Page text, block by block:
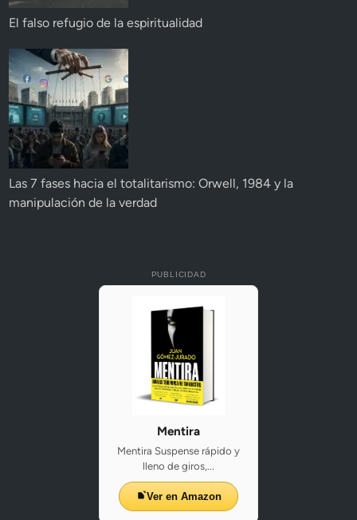
El falso refugio de la espiritualidad
Las 7 fases hacia el totalitarismo: Orwell, 1984 y la
manipulación de la verdad
PUBLICIDAD
Mentira
Mentira Suspense rápido y
lleno de giros,...
Ver en Amazon